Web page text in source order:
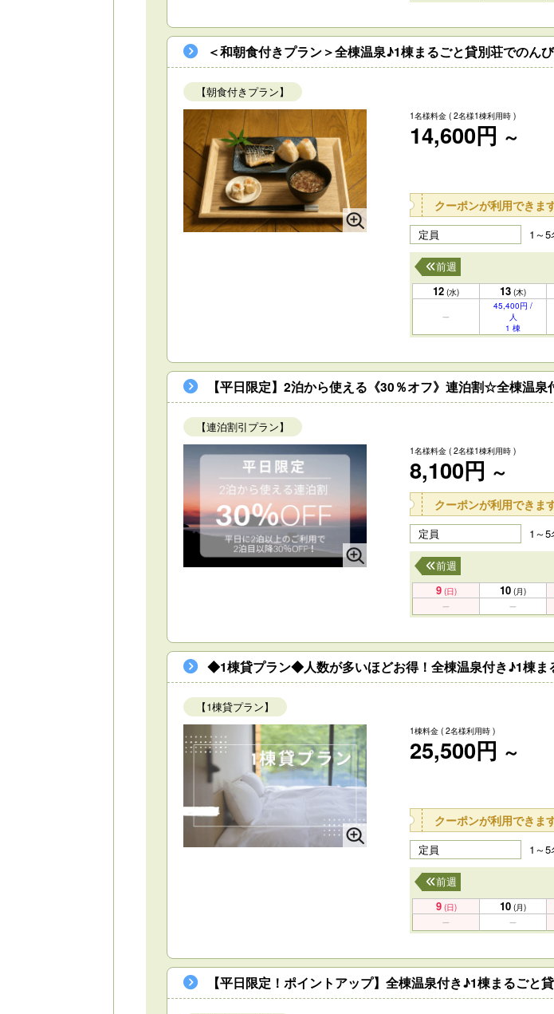
＜和朝食付きプラン＞全棟温泉♪1棟まるごと貸別荘でのん
【朝食付きプラン】
1名様料金 ( 2名様1棟利用時 )
14,600円 ～
クーポンが利用できます
定員 1～5
前週
12 (水) 13 (木)
45,400円 /
人
1 棟
【平日限定】2泊から使える《30％オフ》連泊割☆全棟温
【連泊割引プラン】
1名様料金 ( 2名様1棟利用時 )
8,100円 ～
クーポンが利用できます
定員 1～5
前週
9 (日) 10 (月)
◆1棟貸プラン◆人数が多いほどお得！全棟温泉付き♪1棟ま
【1棟貸プラン】
1棟料金 ( 2名様利用時 )
25,500円 ～
クーポンが利用できます
定員 1～5
前週
9 (日) 10 (月)
【平日限定！ポイントアップ】全棟温泉付き♪1棟まるごと